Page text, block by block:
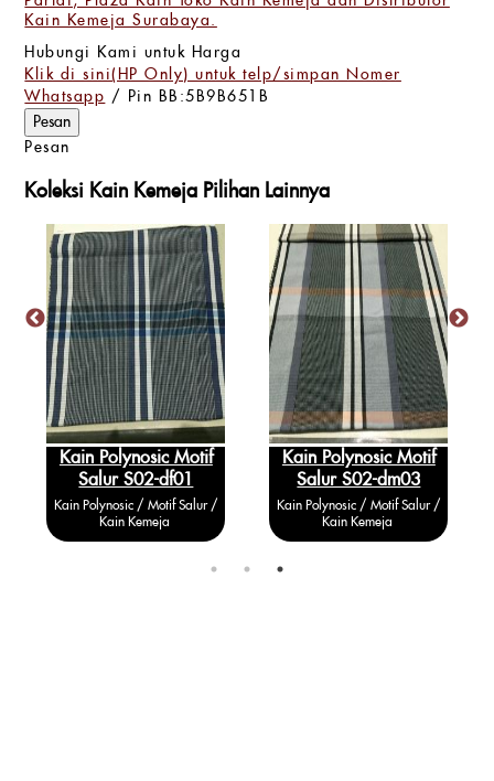
Kain Kemeja Surabaya.
Hubungi Kami untuk Harga
Klik di sini(HP Only) untuk telp/simpan Nomer
Whatsapp / Pin BB:5B9B651B
Pesan
Koleksi Kain Kemeja Pilihan Lainnya
Kain Polynosic Motif
Salur S02-df01
Kain Polynosic / Motif Salur /
Kain Kemeja
Kain Polynosic Motif
Salur S02-dm03
Kain Polynosic / Motif Salur /
Kain Kemeja